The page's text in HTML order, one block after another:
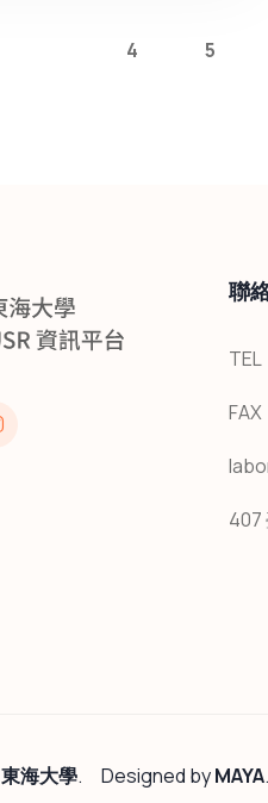
4 5
聯
407
東海大學. Designed byMAYA.